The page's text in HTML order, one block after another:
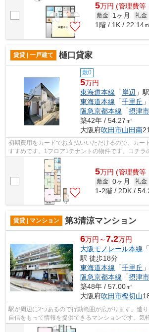
5万円 (管理費等
敷金 1ヶ月 礼金
1階 / 1K / 22.14
賃貸 | 一戸建て 樋口貸家
敷0
5万円
東海道本線 「岸辺 」
東海道本線 「千里丘
阪急京都本線 「摂津市
築42年 / 54.27㎡
大阪府吹田市山田南
初期費用をカードでお支払いいただけるので、カー
すすめです。1フロア1テナントの物件です。コチラ
も良く、子育てにもうってつけです。2...
5万円 (管理費等
敷金 0ヶ月 礼金
1-2階 / 2DK /
賃貸 | マンション 第3清涼マンション
6万円～7.2万円
大阪モノレール本線
駅 徒歩18分
東海道本線 「千里丘
阪急京都本線 「摂津市
築48年 / 57.00㎡
大阪府吹田市樫切山
駅が周辺に2つあるので行動範囲が広がります。造り
自信をもって情報を提供できるマンションです。気
できて便利な敷地内ごみ置き場つきの物...